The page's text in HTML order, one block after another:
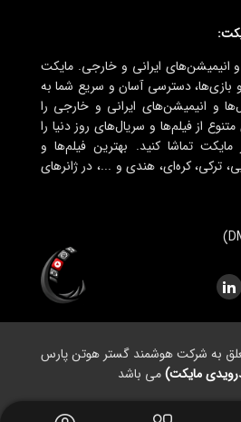
و انیمیشن‌های ایرانی و خارجی. مایکت
و بازی‌ها، دسترسی آسان و سریع شما به
و انیمیشن‌های ایرانی و خارجی را
از فیلم‌ها و سریال‌های روز دنیا را
تماشا کنید. بهترین فیلم‌ها و
ترکی، کره‌ای، هندی و ...، در ژانرهای
به شرکت هوشمند گستر هوتن پارس
مایکت)می باشد